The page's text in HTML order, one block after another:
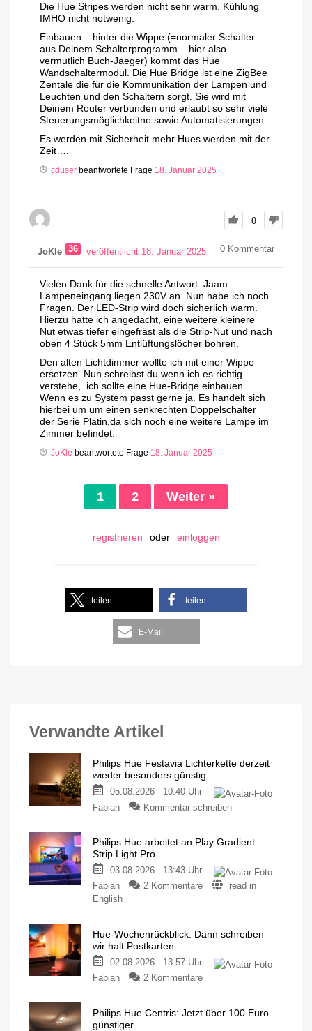
Die Hue Stripes werden nicht sehr warm. Kühlung
IMHO nicht notwenig.
Einbauen – hinter die Wippe (=normaler Schalter
aus Deinem Schalterprogramm – hier also
vermutlich Buch-Jaeger) kommt das Hue
Wandschaltermodul. Die Hue Bridge ist eine ZigBee
Zentale die für die Kommunikation der Lampen und
Leuchten und den Schaltern sorgt. Sie wird mit
Deinem Router verbunden und erlaubt so sehr viele
Steuerungsmöglichkeitne sowie Automatisierungen.
Es werden mit Sicherheit mehr Hues werden mit der
Zeit….
cduser beantwortete Frage 18. Januar 2025
0
JoKle 36 veröffentlicht 18. Januar 2025 0 Kommentar
Vielen Dank für die schnelle Antwort. Jaam
Lampeneingang liegen 230V an. Nun habe ich noch
Fragen. Der LED-Strip wird doch sicherlich warm.
Hierzu hatte ich angedacht, eine weitere kleinere
Nut etwas tiefer eingefräst als die Strip-Nut und nach
oben 4 Stück 5mm Entlüftungslöcher bohren.
Den alten Lichtdimmer wollte ich mit einer Wippe
ersetzen. Nun schreibst du wenn ich es richtig
verstehe, ich sollte eine Hue-Bridge einbauen.
Wenn es zu System passt gerne ja. Es handelt sich
hierbei um um einen senkrechten Doppelschalter
der Serie Platin,da sich noch eine weitere Lampe im
Zimmer befindet.
JoKle beantwortete Frage 18. Januar 2025
1 2 Weiter »
registrieren oder einloggen
teilen teilen
E-Mail
Verwandte Artikel
Philips Hue Festavia Lichterkette derzeit
wieder besonders günstig
05.08.2026 - 10:40 Uhr
Fabian
Kommentar schreiben
Philips Hue arbeitet an Play Gradient
Strip Light Pro
03.08.2026 - 13:43 Uhr
Fabian
2 Kommentare
read in
English
Hue-Wochenrückblick: Dann schreiben
wir halt Postkarten
02.08.2026 - 13:57 Uhr
Fabian
2 Kommentare
Philips Hue Centris: Jetzt über 100 Euro
günstiger